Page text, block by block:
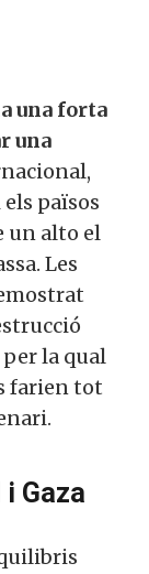
una forta
una
països
un alto el
Les
la qual
farien tot
Gaza